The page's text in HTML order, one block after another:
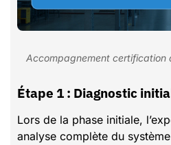
Accompagnement certification
Étape 1 : Diagnostic
Lors de la phase initiale,
analyse complète du